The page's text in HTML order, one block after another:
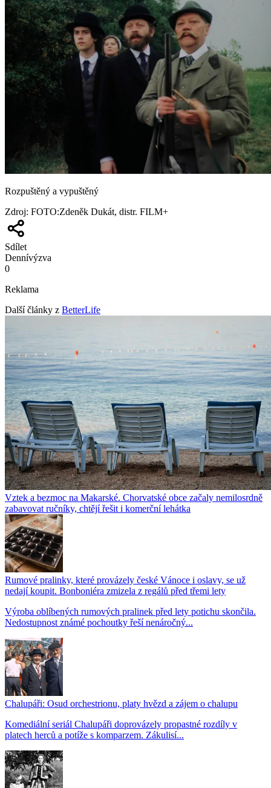
Rozpuštěný a vypuštěný
Zdroj: FOTO:Zdeněk Dukát, distr. FILM+
Sdílet
Dennívýzva
0
Reklama
Další články z BetterLife
Vztek a bezmoc na Makarské. Chorvatské obce začaly nemilosrdně
zabavovat ručníky, chtějí řešit i komerční lehátka
Rumové pralinky, které provázely české Vánoce i oslavy, se už
nedají koupit. Bonboniéra zmizela z regálů před třemi lety
Výroba oblíbených rumových pralinek před lety potichu skončila.
Nedostupnost známé pochoutky řeší nenáročný...
Chalupáři: Osud orchestrionu, platy hvězd a zájem o chalupu
Komediální seriál Chalupáři doprovázely propastné rozdíly v
platech herců a potíže s komparzem. Zákulisí...